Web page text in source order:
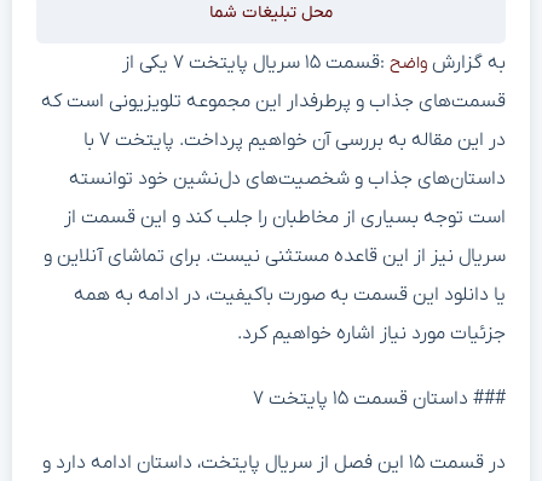
محل تبلیغات شما
به گزارش واضح
:قسمت ۱۵ سریال پایتخت ۷ یکی از
قسمت‌های جذاب و پرطرفدار این مجموعه تلویزیونی است که
در این مقاله به بررسی آن خواهیم پرداخت. پایتخت ۷ با
داستان‌های جذاب و شخصیت‌های دل‌نشین خود توانسته
است توجه بسیاری از مخاطبان را جلب کند و این قسمت از
سریال نیز از این قاعده مستثنی نیست. برای تماشای آنلاین و
یا دانلود این قسمت به صورت باکیفیت، در ادامه به همه
جزئیات مورد نیاز اشاره خواهیم کرد.
### داستان قسمت ۱۵ پایتخت ۷
در قسمت ۱۵ این فصل از سریال پایتخت، داستان ادامه‌ دارد و